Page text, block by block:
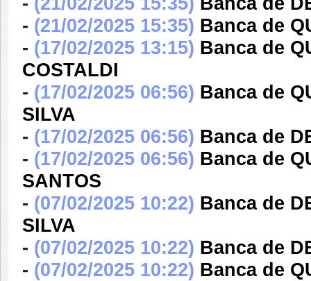
- (21/02/2025 15:35) Banca de
- (17/02/2025 13:15) Banca de
COSTALDI
- (17/02/2025 06:56) Banca de
SILVA
- (17/02/2025 06:56) Banca de
- (17/02/2025 06:56) Banca de
SANTOS
- (07/02/2025 10:22) Banca de
SILVA
- (07/02/2025 10:22) Banca de
- (07/02/2025 10:22) Banca de